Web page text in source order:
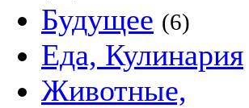
Будущее (6)
Еда, Кулинария
Животные,